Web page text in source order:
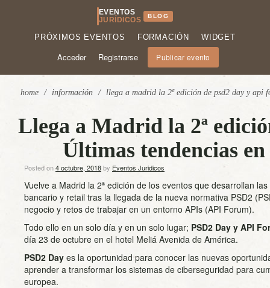
EVENTOS
JURÍDICOS
BLOG
PRÓXIMOS EVENTOS FORMACIÓN WIDGET
Acceder Registrarse Publicar evento
home / información / llega a madrid la 2ª edición de psd2 day y api
Llega a Madrid la 2ª
Últimas tendencias
Posted on4 octubre, 2018by Eventos Juridicos
Vuelve a Madrid la 2ª edición de los eventos que desarrollan
bancario y retail tras la llegada de la nueva normativa PSD2
negocio y retos de trabajar en un entorno APIs (API Forum).
Todo ello en un solo día y en un solo lugar; PSD2 Day y API
día 23 de octubre en el hotel Meliá Avenida de América.
PSD2 Day es la oportunidad para conocer las nuevas
aprender a transformar los sistemas de ciberseguridad para
europea.